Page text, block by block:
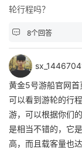
轮行程吗？
 8个回答
黄金5号游船官网首
可以看到游轮的行
游，可以根据你们
是相当不错的，它
高，而且载客量也